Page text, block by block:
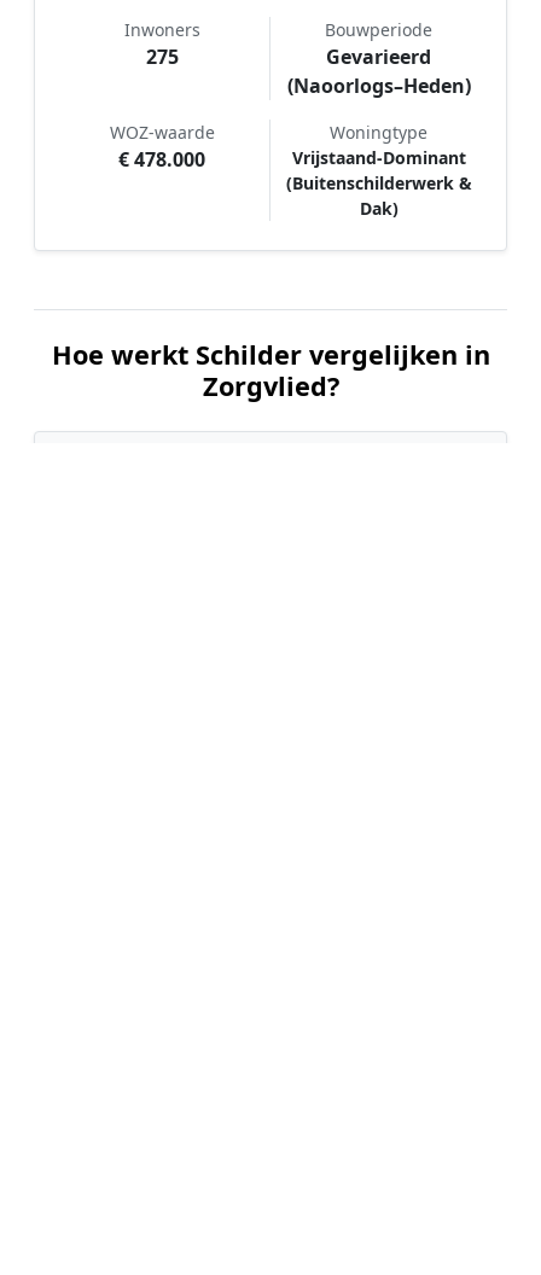
Inwoners
275
Bouwperiode
Gevarieerd
(Naoorlogs–Heden)
WOZ-waarde
€ 478.000
Woningtype
Vrijstaand-Dominant
(Buitenschilderwerk &
Dak)
Hoe werkt Schilder vergelijken in
Zorgvlied?